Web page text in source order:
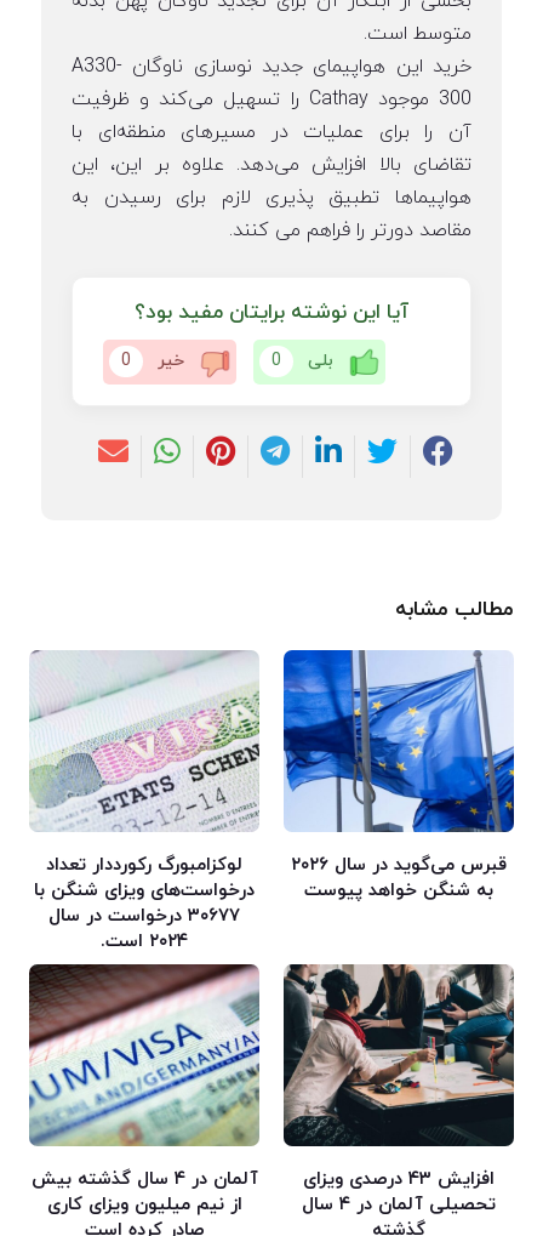
متوسط ​​است.
خرید این هواپیمای جدید نوسازی ناوگان A330-
300 موجود Cathay را تسهیل می‌کند و ظرفیت
آن را برای عملیات در مسیرهای منطقه‌ای با
تقاضای بالا افزایش می‌دهد. علاوه بر این، این
هواپیماها تطبیق پذیری لازم برای رسیدن به
مقاصد دورتر را فراهم می کنند.
آیا این نوشته برایتان مفید بود؟
بلی 0 خیر 0
مطالب مشابه
قبرس می‌گوید در سال ۲۰۲۶
به شنگن خواهد پیوست
لوکزامبورگ رکورددار تعداد
درخواست‌های ویزای شنگن با
۳۰۶۷۷ درخواست در سال
۲۰۲۴ است.
افزایش ۴۳ درصدی ویزای
تحصیلی آلمان در ۴ سال
گذشته
آلمان در ۴ سال گذشته بیش
از نیم میلیون ویزای کاری
صادر کرده است